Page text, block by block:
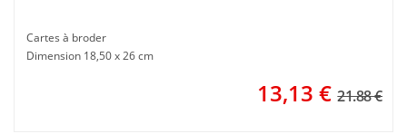
Cartes à broder
Dimension 18,50 x 26 cm
13,13 € 21.88 €